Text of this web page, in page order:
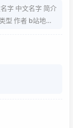
事实上用的是
但经过试验发
字 下标:下标文字
字 中文名字 简介
型 作者 b站地址